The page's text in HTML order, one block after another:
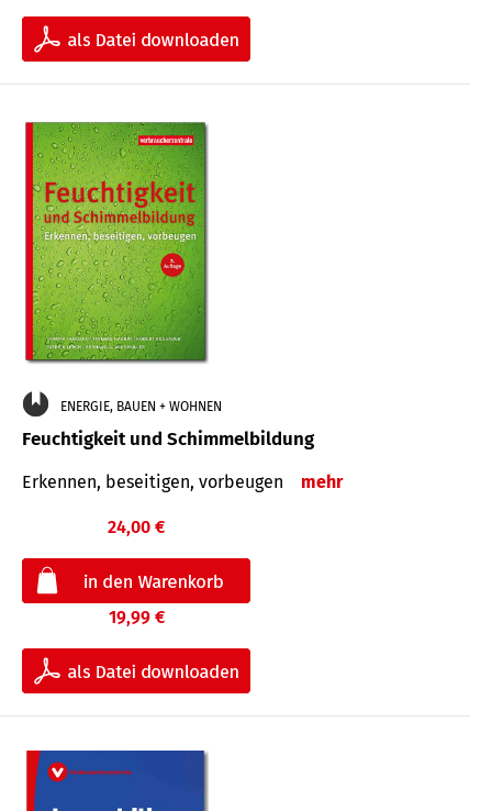
ENERGIE, BAUEN + WOHNEN
Feuchtigkeit und Schimmelbildung
Erkennen, beseitigen, vorbeugen mehr
24,00 €
19,99 €